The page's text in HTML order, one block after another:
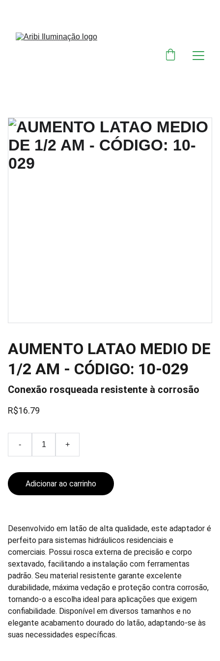
AUMENTO LATAO MEDIO DE
1/2 AM - CÓDIGO: 10-029
Conexão rosqueada resistente à corrosão
R$16.79
- +
Adicionar ao carrinho
Desenvolvido em latão de alta qualidade, este adaptador é
perfeito para sistemas hidráulicos residenciais e
comerciais. Possui rosca externa de precisão e corpo
sextavado, facilitando a instalação com ferramentas
padrão. Seu material resistente garante excelente
durabilidade, máxima vedação e proteção contra corrosão,
tornando-o a escolha ideal para aplicações que exigem
confiabilidade. Disponível em diversos tamanhos e no
elegante acabamento dourado do latão, adaptando-se às
suas necessidades específicas.